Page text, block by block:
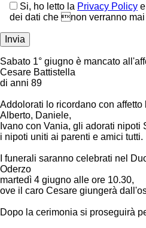
Si, ho letto la Privacy Policy
dei dati che non verranno mai
Sabato 1° giugno è mancato
Cesare Battistella
di anni 89
Addolorati lo ricordano con
Alberto, Daniele,
Ivano con Vania, gli adorati nipoti
i nipoti uniti ai parenti e amici tutti.
I funerali saranno celebrati nel
Oderzo
martedì 4 giugno alle ore 10.30,
ove il caro Cesare giungerà
Dopo la cerimonia si proseguirà